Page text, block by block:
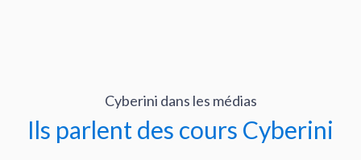
Cyberini dans les médias
Ils parlent des cours Cyberini